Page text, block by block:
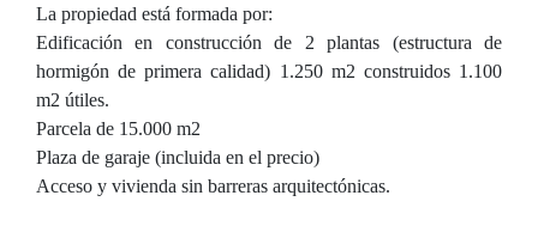
La propiedad está formada por:
Edificación en construcción de 2 plantas (estructura de
hormigón de primera calidad) 1.250 m2 construidos 1.100
m2 útiles.
Parcela de 15.000 m2
Plaza de garaje (incluida en el precio)
Acceso y vivienda sin barreras arquitectónicas.